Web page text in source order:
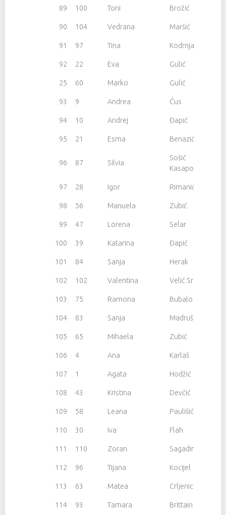
89 100 Toni Brožić
90 104 Vedrana Maršić
91 97 Tina Kodrnja
92 22 Eva Gulić
25 60 Marko Gulić
93 9 Andrea Ćus
94 10 Andrej Đapić
95 21 Esma Benazić
96 87 Silvia
Sošić
Kasapović
97 28 Igor Rimanić
98 56 Manuela Zubić
99 47 Lorena Selar
100 39 Katarina Đapić
101 84 Sanja Herak
102 102 Valentina Velić Srdoč
103 75 Ramona Bubalo
104 83 Sanja Madruša
105 65 Mihaela Zubić
106 4 Ana Karlaš
107 1 Agata Hodžić
108 43 Kristina Devčić
109 58 Leana Paulišić
110 30 Iva Flah
111 110 Zoran Sagadin
112 96 Tijana Kocijel
113 63 Matea Crljenica
114 93 Tamara Brittain